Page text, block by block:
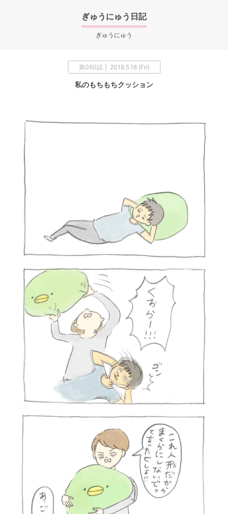
ぎゅうにゅう日記
ぎゅうにゅう
第050話 │ 2018.5.18 (Fri)
私のもちもちクッション